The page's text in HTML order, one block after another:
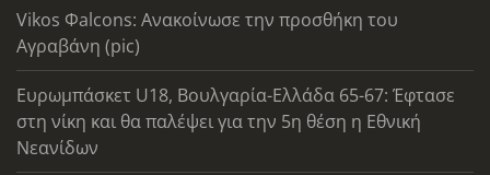
Vikos Φalcons: Ανακοίνωσε την προσθήκη του
Αγραβάνη (pic)
Ευρωμπάσκετ U18, Βουλγαρία-Ελλάδα 65-67: Έφτασε
στη νίκη και θα παλέψει για την 5η θέση η Εθνική
Νεανίδων